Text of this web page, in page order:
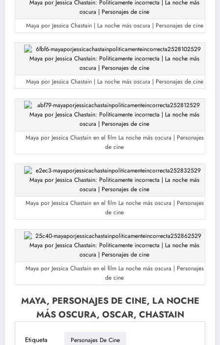
Maya por Jessica Chastain | La noche más oscura | Personajes de cine
Maya por Jessica Chastain | La noche más oscura | Personajes de cine
Maya por Jessica Chastain en el film La noche más oscura | Personajes
de cine
Maya por Jessica Chastain en el film La noche más oscura | Personajes
de cine
Maya por Jessica Chastain en el film La noche más oscura | Personajes
de cine
MAYA, PERSONAJES DE CINE, LA NOCHE
MÁS OSCURA, OSCAR, CHASTAIN
Etiqueta Personajes De Cine